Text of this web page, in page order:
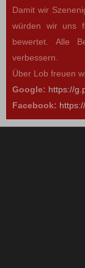
Damit wir
würden wir uns
bewertet. Alle
verbessern.
Über Lob freuen
Google: https://
Facebook: